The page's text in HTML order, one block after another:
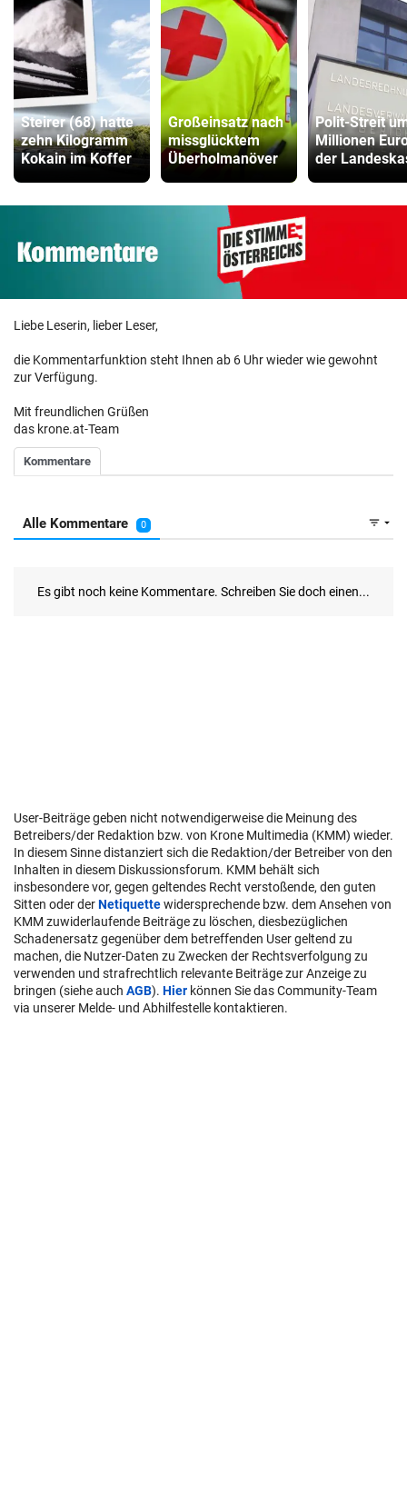
Steirer (68) hatte
zehn Kilogramm
Kokain im Koffer
Großeinsatz nach
missglücktem
Überholmanöver
Polit-Streit
Millionen
der
Liebe Leserin, lieber Leser,
die Kommentarfunktion steht Ihnen ab 6 Uhr wieder wie gewohnt
zur Verfügung.
Mit freundlichen Grüßen
das krone.at-Team
User-Beiträge geben nicht notwendigerweise die Meinung des
Betreibers/der Redaktion bzw. von Krone Multimedia (KMM) wieder.
In diesem Sinne distanziert sich die Redaktion/der Betreiber von den
Inhalten in diesem Diskussionsforum. KMM behält sich
insbesondere vor, gegen geltendes Recht verstoßende, den guten
Sitten oder derNetiquettewidersprechende bzw. dem Ansehen von
KMM zuwiderlaufende Beiträge zu löschen, diesbezüglichen
Schadenersatz gegenüber dem betreffenden User geltend zu
machen, die Nutzer-Daten zu Zwecken der Rechtsverfolgung zu
verwenden und strafrechtlich relevante Beiträge zur Anzeige zu
bringen (siehe auch AGB). Hier können Sie das Community-Team
via unserer Melde- und Abhilfestelle kontaktieren.